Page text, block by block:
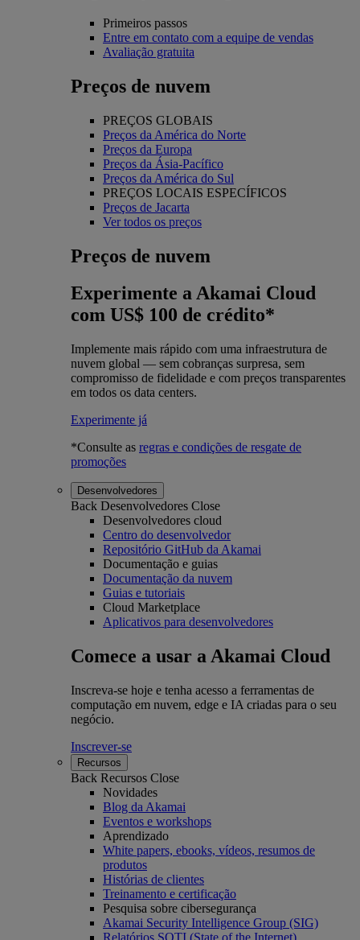
Primeiros passos
Entre em contato com a equipe de vendas
Avaliação gratuita
Preços de nuvem
PREÇOS GLOBAIS
Preços da América do Norte
Preços da Europa
Preços da Ásia-Pacífico
Preços da América do Sul
PREÇOS LOCAIS ESPECÍFICOS
Preços de Jacarta
Ver todos os preços
Preços de nuvem
Experimente a Akamai Cloud
com US$ 100 de crédito*
Implemente mais rápido com uma infraestrutura de
nuvem global — sem cobranças surpresa, sem
compromisso de fidelidade e com preços transparentes
em todos os data centers.
Experimente já
*Consulte as regras e condições de resgate de
promoções
Desenvolvedores
Back Desenvolvedores Close
Desenvolvedores cloud
Centro do desenvolvedor
Repositório GitHub da Akamai
Documentação e guias
Documentação da nuvem
Guias e tutoriais
Cloud Marketplace
Aplicativos para desenvolvedores
Comece a usar a Akamai Cloud
Inscreva-se hoje e tenha acesso a ferramentas de
computação em nuvem, edge e IA criadas para o seu
negócio.
Inscrever-se
Recursos
Back Recursos Close
Novidades
Blog da Akamai
Eventos e workshops
Aprendizado
White papers, ebooks, vídeos, resumos de
produtos
Histórias de clientes
Treinamento e certificação
Pesquisa sobre cibersegurança
Akamai Security Intelligence Group (SIG)